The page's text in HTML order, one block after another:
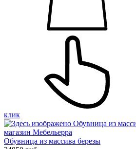
клик
Обувница из массива березы